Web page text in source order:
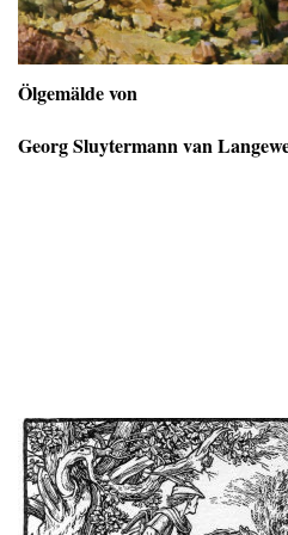
Ölgemälde von
Georg Sluytermann van